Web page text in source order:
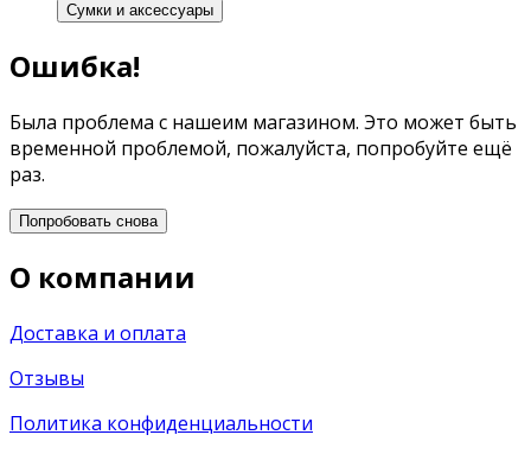
Сумки и аксессуары
Ошибка!
Была проблема с нашеим магазином. Это может быть
временной проблемой, пожалуйста, попробуйте ещё
раз.
Попробовать снова
О компании
Доставка и оплата
Отзывы
Политика конфиденциальности